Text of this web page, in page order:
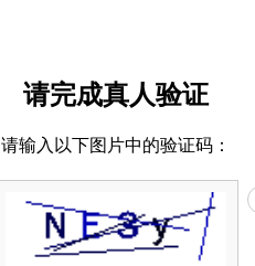
请完成真人验证
请输入以下图片中的验证码：